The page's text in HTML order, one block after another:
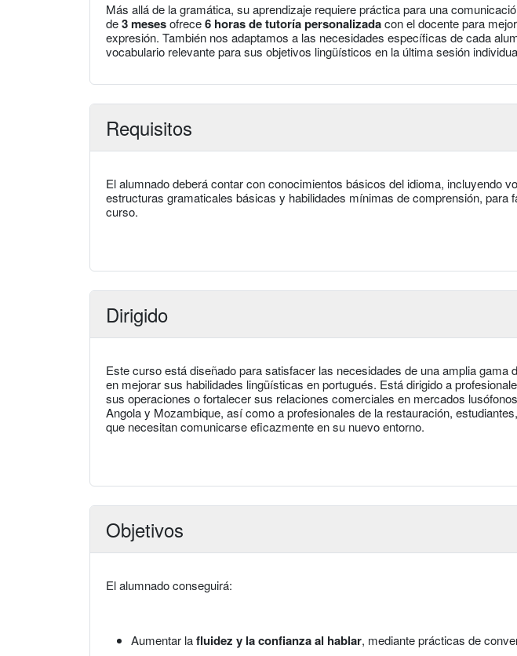
Más allá de la gramática, su aprendizaje requiere práctica para una
de3 mesesofrece6 horas de tutoría personalizadacon el docente para
expresión. También nos adaptamos a las necesidades específicas de cada
vocabulario relevante para sus objetivos lingüísticos en la última sesión
Requisitos
El alumnado deberá contar con conocimientos básicos del idioma, incluyendo
estructuras gramaticales básicas y habilidades mínimas de comprensión, para
curso.
Dirigido
Este curso está diseñado para satisfacer las necesidades de una amplia gama
en mejorar sus habilidades lingüísticas en portugués. Está dirigido a
sus operaciones o fortalecer sus relaciones comerciales en mercados
Angola y Mozambique, así como a profesionales de la restauración,
que necesitan comunicarse eficazmente en su nuevo entorno.
Objetivos
El alumnado conseguirá:
Aumentar lafluidez y la confianza al hablar, mediante prácticas de